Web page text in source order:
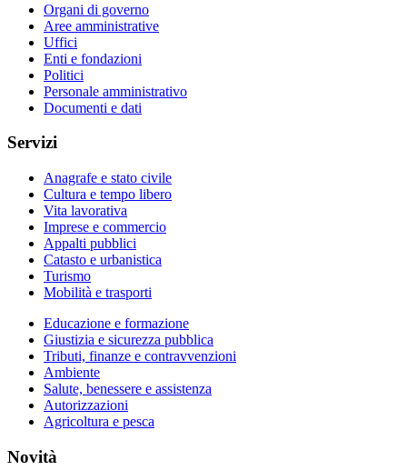
Organi di governo
Aree amministrative
Uffici
Enti e fondazioni
Politici
Personale amministrativo
Documenti e dati
Servizi
Anagrafe e stato civile
Cultura e tempo libero
Vita lavorativa
Imprese e commercio
Appalti pubblici
Catasto e urbanistica
Turismo
Mobilità e trasporti
Educazione e formazione
Giustizia e sicurezza pubblica
Tributi, finanze e contravvenzioni
Ambiente
Salute, benessere e assistenza
Autorizzazioni
Agricoltura e pesca
Novità